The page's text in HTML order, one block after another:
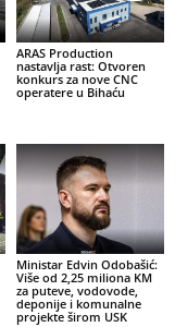
ARAS Production
nastavlja rast: Otvoren
konkurs za nove CNC
operatere u Bihaću
Ministar Edvin Odobašić:
Više od 2,25 miliona KM
za puteve, vodovode,
deponije i komunalne
projekte širom USK